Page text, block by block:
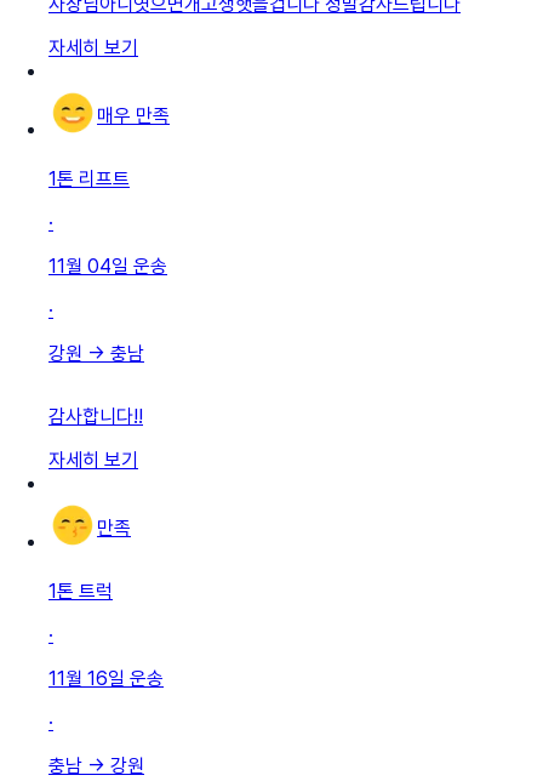
자세히 보기
매우 만족
1톤 리프트
·
11월 04일 운송
·
강원 → 충남
감사합니다!!
자세히 보기
만족
1톤 트럭
·
11월 16일 운송
·
충남 → 강원